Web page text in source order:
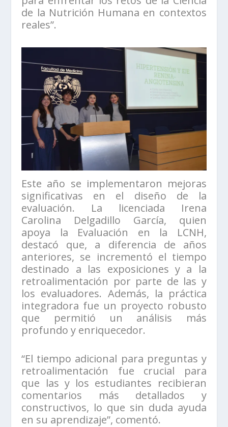
de la Nutrición Humana en contextos
reales”.
Este año se implementaron mejoras
significativas en el diseño de la
evaluación. La licenciada Irena
Carolina Delgadillo García, quien
apoya la Evaluación en la LCNH,
destacó que, a diferencia de años
anteriores, se incrementó el tiempo
destinado a las exposiciones y a la
retroalimentación por parte de las y
los evaluadores. Además, la práctica
integradora fue un proyecto robusto
que permitió un análisis más
profundo y enriquecedor.
“El tiempo adicional para preguntas y
retroalimentación fue crucial para
que las y los estudiantes recibieran
comentarios más detallados y
constructivos, lo que sin duda ayuda
en su aprendizaje”, comentó.